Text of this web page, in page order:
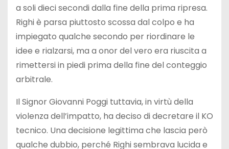
a soli dieci secondi dalla fine della prima ripresa.
Righi è parsa piuttosto scossa dal colpo e ha
impiegato qualche secondo per riordinare le
idee e rialzarsi, ma a onor del vero era riuscita a
rimettersi in piedi prima della fine del conteggio
arbitrale.
Il Signor Giovanni Poggi tuttavia, in virtù della
violenza dell’impatto, ha deciso di decretare il KO
tecnico. Una decisione legittima che lascia però
qualche dubbio, perché Righi sembrava lucida e